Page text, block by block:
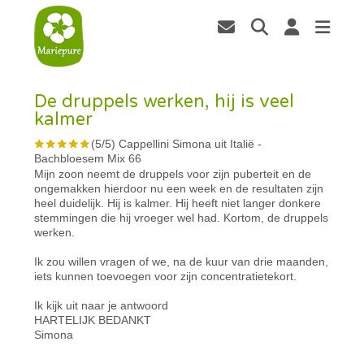
De druppels werken, hij is veel
kalmer
(5/5)Cappellini Simona uit Italië -
Bachbloesem Mix 66
Mijn zoon neemt de druppels voor zijn puberteit en de
ongemakken hierdoor nu een week en de resultaten zijn
heel duidelijk. Hij is kalmer. Hij heeft niet langer donkere
stemmingen die hij vroeger wel had. Kortom, de druppels
werken.
Ik zou willen vragen of we, na de kuur van drie maanden,
iets kunnen toevoegen voor zijn concentratietekort.
Ik kijk uit naar je antwoord
HARTELIJK BEDANKT
Simona